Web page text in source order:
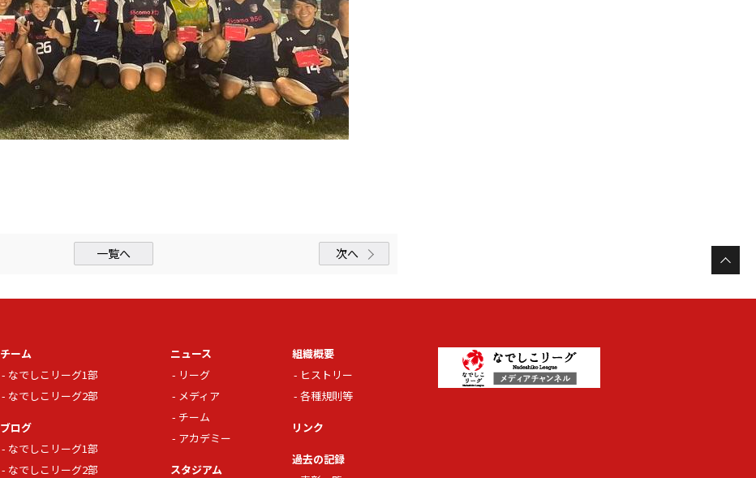
一覧へ 次へ
チーム
なでしこリーグ1部
なでしこリーグ2部
ブログ
なでしこリーグ1部
なでしこリーグ2部
ニュース
リーグ
メディア
チーム
アカデミー
スタジアム
組織概要
ヒストリー
各種規則等
リンク
過去の記録